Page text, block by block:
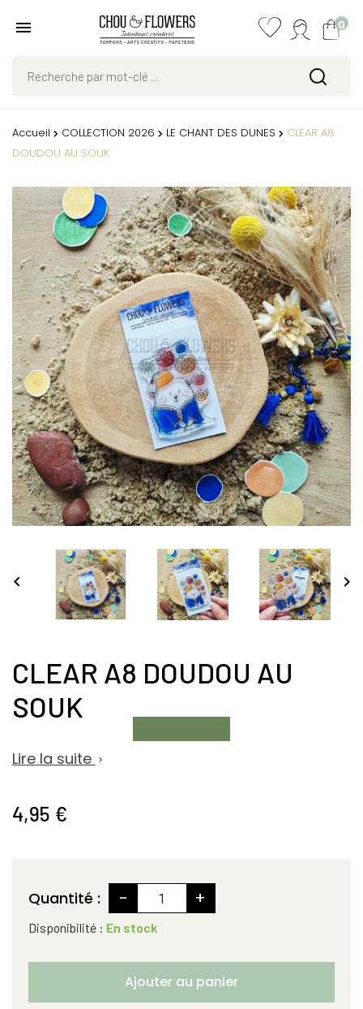
0
Accueil COLLECTION 2026 LE CHANT DES DUNES
CLEAR A8
DOUDOU AU SOUK
 
CLEAR A8 DOUDOU AU
SOUK
Lire la suite 
4,95 €
Quantité : - +
Disponibilité : En stock
Ajouter au panier